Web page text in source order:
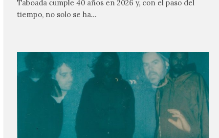
Taboada cumple 40 años en 2026 y, con el paso del
tiempo, no solo se ha…